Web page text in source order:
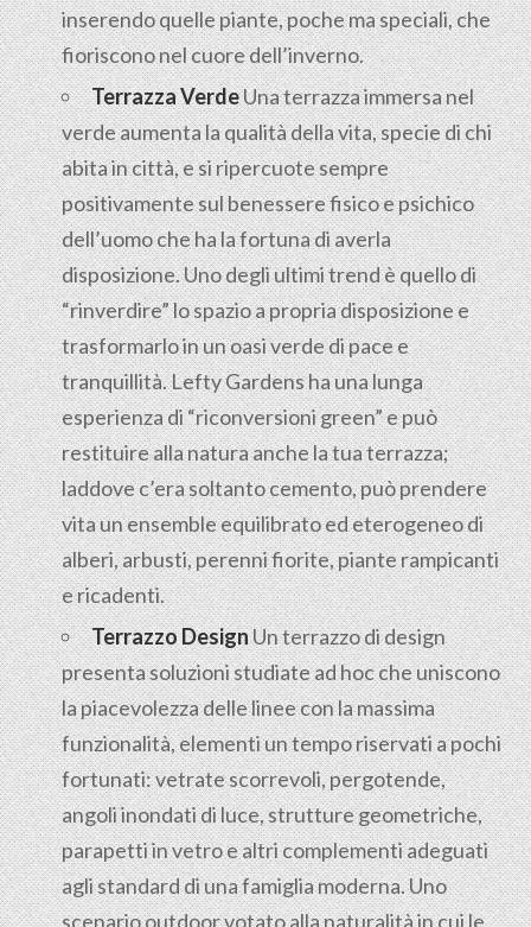
inserendo quelle piante, poche ma speciali, che
fioriscono nel cuore dell’inverno.
Terrazza VerdeUna terrazza immersa nel
verde aumenta la qualità della vita, specie di chi
abita in città, e si ripercuote sempre
positivamente sul benessere fisico e psichico
dell’uomo che ha la fortuna di averla
disposizione. Uno degli ultimi trend è quello di
“rinverdire” lo spazio a propria disposizione e
trasformarlo in un oasi verde di pace e
tranquillità. Lefty Gardens ha una lunga
esperienza di “riconversioni green” e può
restituire alla natura anche la tua terrazza;
laddove c’era soltanto cemento, può prendere
vita un ensemble equilibrato ed eterogeneo di
alberi, arbusti, perenni fiorite, piante rampicanti
e ricadenti.
Terrazzo DesignUn terrazzo di design
presenta soluzioni studiate ad hoc che uniscono
la piacevolezza delle linee con la massima
funzionalità, elementi un tempo riservati a pochi
fortunati: vetrate scorrevoli, pergotende,
angoli inondati di luce, strutture geometriche,
parapetti in vetro e altri complementi adeguati
agli standard di una famiglia moderna. Uno
scenario outdoor votato alla naturalità in cui le